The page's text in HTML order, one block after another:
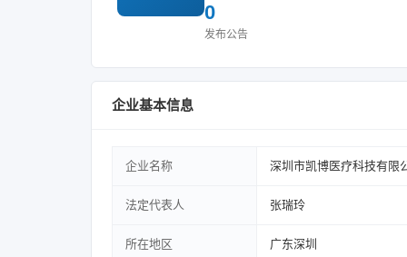
0
发布公告
企业基本信息
企业名称 深圳市凯博医疗科技有限
法定代表人 张瑞玲
所在地区 广东深圳